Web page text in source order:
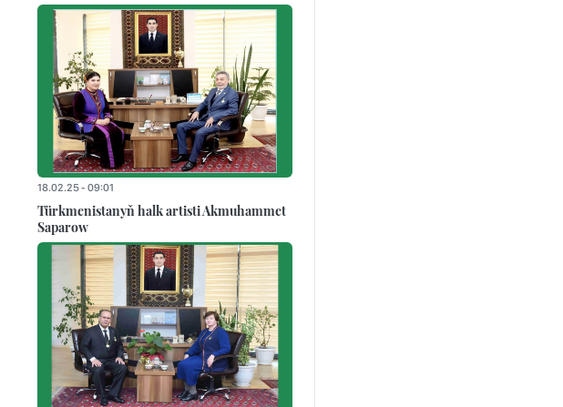
18.02.25 - 09:01
Türkmenistanyň halk artisti Akmuhammet
Saparow